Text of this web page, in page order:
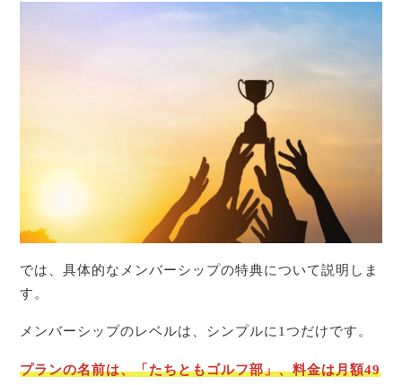
では、具体的なメンバーシップの特典について説明しま
す。
メンバーシップのレベルは、シンプルに1つだけです。
プランの名前は、「たちともゴルフ部」、料金は月額49